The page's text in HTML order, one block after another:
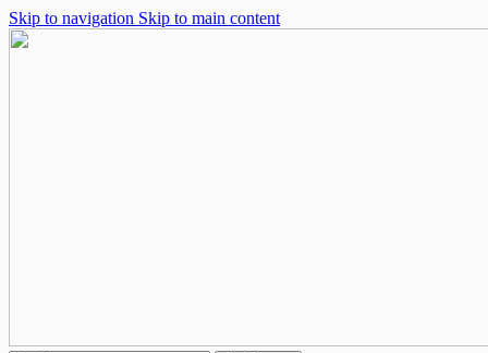
Skip to navigation Skip to main content